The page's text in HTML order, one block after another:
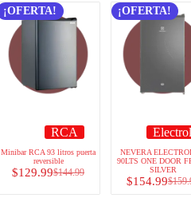
¡OFERTA!
RCA
Minibar RCA 93 litros puerta
reversible
$144.99
$129.99
¡OFERTA!
NEVERA
90LTS ONE DOOR
SILVER
$
$154.99